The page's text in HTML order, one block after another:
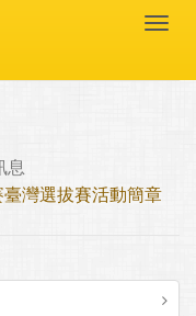
息
灣選拔賽活動簡章